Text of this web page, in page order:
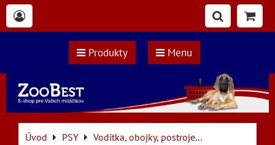
Produkty Menu
Úvod PSY
Vodítka, obojky, postroje...